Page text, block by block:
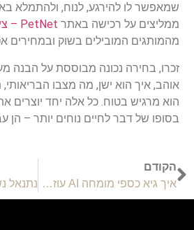
שמאפשר לו להירגע, לנוח, ולהתמלא
ממליצים על רכישה באתר PetNet – ציוד ומזון לחיות מחמד
מהמותגים המובילים בשוק ובמחירים
זכרו, בחירה נכונה מבוססת על הבנה
אוהב, איך הוא ישן, מה מצבו הבריאותי,
הוא מרגיש בטוח. כל אלה יחד
בסופו של דבר לחיים נוחים יותר – הן
הקודם
איך גיא כספי מומחה AI עוזר לעסקים קטנים ובינוניים להתחרות בגדולים